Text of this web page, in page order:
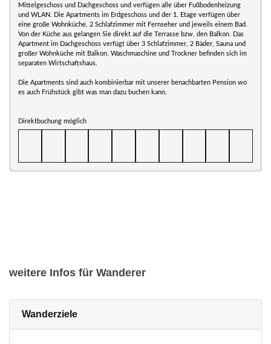
Mittelgeschoss und Dachgeschoss und verfügen alle über Fußbodenheizung
und WLAN. Die Apartments im Erdgeschoss und der 1. Etage verfügen über
eine große Wohnküche, 2 Schlafzimmer mit Fernseher und jeweils einem Bad.
Von der Küche aus gelangen Sie direkt auf die Terrasse bzw. den Balkon. Das
Apartment im Dachgeschoss verfügt über 3 Schlafzimmer, 2 Bäder, Sauna und
großer Wohnküche mit Balkon. Waschmaschine und Trockner befinden sich im
separaten Wirtschaftshaus.
Die Apartments sind auch kombinierbar mit unserer benachbarten Pension wo
es auch Frühstück gibt was man dazu buchen kann.
Direktbuchung möglich
weitere Infos für Wanderer
Wanderziele